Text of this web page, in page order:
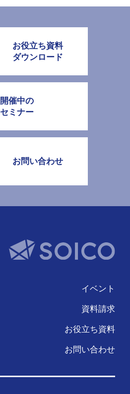
お役立ち資料
ダウンロード
開催中の
セミナー
お問い合わせ
イベント
資料請求
お役立ち資料
お問い合わせ